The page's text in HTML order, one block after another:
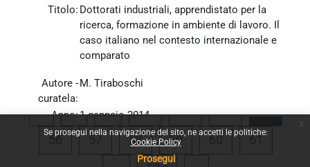
Se prosegui nella navigazione del sito, ne accetti le politiche:
Cookie Policy
Prosegui
Titolo: Dottorati industriali, apprendistato per la
ricerca, formazione in ambiente di lavoro. Il
caso italiano nel contesto internazionale e
comparato
Autore -
curatela:
M. Tiraboschi
Anno:1 gennaio 2014
Allegato:
dri_1_2014_tiraboschi.pdf
« Pagina precedente
1Pagina 1
… 52 53 54 55
56Pagina 56
57Pagina 57
58Pagina 58
59Pagina 59
60Pagina 60
61Pagina